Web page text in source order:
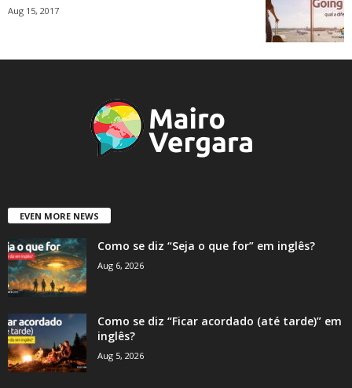
Aug 15, 2017
EVEN MORE NEWS
Como se diz “Seja o que for” em inglês?
Aug 6, 2026
Como se diz “Ficar acordado (até tarde)” em
inglês?
Aug 5, 2026